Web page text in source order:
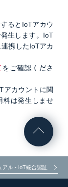
るとIoTアカウ
生します。IoT
携したIoTアカ
をご確認くださ
アカウントに関
料は発生しませ
アル - IoT統合認証